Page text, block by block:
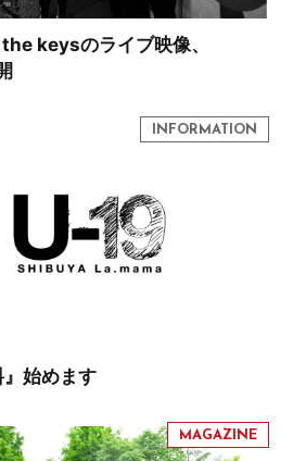
keysのライブ映像、
』始めます